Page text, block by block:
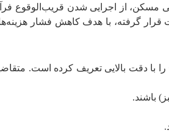
از اجرایی شدن قریب‌الوقوع
گرفته، با هدف کاهش فشار
دقت بالایی تعریف کرده است.
باشند.